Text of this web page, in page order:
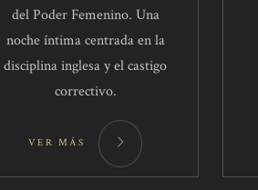
del Poder Femenino. Una
noche íntima centrada en la
disciplina inglesa y el castigo
correctivo.
VER MÁS